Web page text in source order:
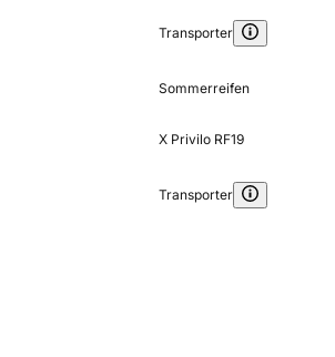
Transporter
Sommerreifen
X Privilo RF19
Transporter